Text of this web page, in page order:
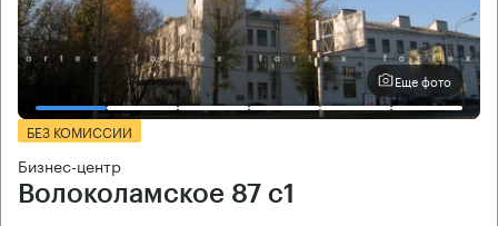
Еще фото
БЕЗ КОМИССИИ
Бизнес-центр
Волоколамское 87 с1